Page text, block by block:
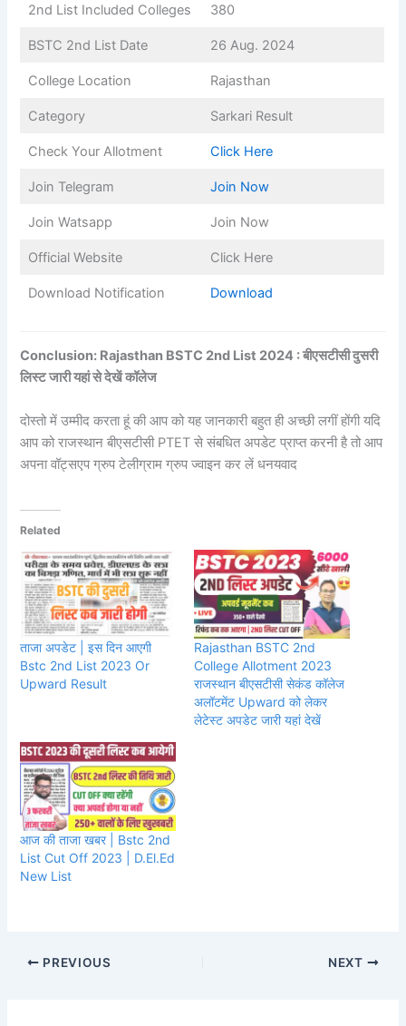
2nd List Included Colleges 380
BSTC 2nd List Date 26 Aug. 2024
College Location Rajasthan
Category Sarkari Result
Check Your Allotment Click Here
Join Telegram Join Now
Join Watsapp Join Now
Official Website Click Here
Download Notification Download
Conclusion: Rajasthan BSTC 2nd List 2024 : बीएसटीसी दुसरी
लिस्ट जारी यहां से देखें कॉलेज
दोस्तो में उम्मीद करता हूं की आप को यह जानकारी बहुत ही अच्छी लगीं होंगी यदि
आप को राजस्थान बीएसटीसी PTET से संबधित अपडेट प्राप्त करनी है तो आप
अपना वॉट्सएप ग्रुप टेलीग्राम ग्रुप ज्वाइन कर लें धनयवाद
Related
ताजा अपडेट | इस दिन आएगी
Bstc 2nd List 2023 Or
Upward Result
Rajasthan BSTC 2nd
College Allotment 2023
राजस्थान बीएसटीसी सेकंड कॉलेज
अलॉटमेंट Upward को लेकर
लेटेस्ट अपडेट जारी यहां देखें
आज की ताजा खबर | Bstc 2nd
List Cut Off 2023 | D.El.Ed
New List
PREVIOUS NEXT